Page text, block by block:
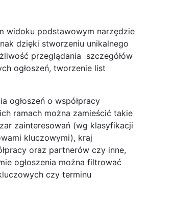
widoku podstawowym narzędzie
dzięki stworzeniu unikalnego
przeglądania szczegółów
ogłoszeń, tworzenie list
ogłoszeń o współpracy
ramach można zamieścić takie
zainteresowań (wg klasyfikacji
kluczowymi), kraj
oraz partnerów czy inne,
ogłoszenia można filtrować
czy terminu